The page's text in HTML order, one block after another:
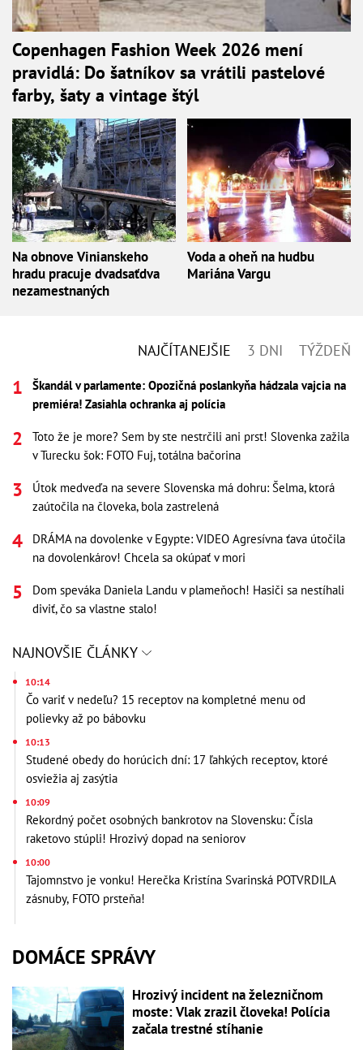
Copenhagen Fashion Week 2026 mení
pravidlá: Do šatníkov sa vrátili pastelové
farby, šaty a vintage štýl
Na obnove Vinianskeho
hradu pracuje dvadsaťdva
nezamestnaných
Voda a oheň na hudbu
Mariána Vargu
NAJČÍTANEJŠIE 3 DNI TÝŽDEŇ
Škandál v parlamente: Opozičná poslankyňa hádzala vajcia na
premiéra! Zasiahla ochranka aj polícia
Toto že je more? Sem by ste nestrčili ani prst! Slovenka zažila
v Turecku šok: FOTO Fuj, totálna bačorina
Útok medveďa na severe Slovenska má dohru: Šelma, ktorá
zaútočila na človeka, bola zastrelená
DRÁMA na dovolenke v Egypte: VIDEO Agresívna ťava útočila
na dovolenkárov! Chcela sa okúpať v mori
Dom speváka Daniela Landu v plameňoch! Hasiči sa nestíhali
diviť, čo sa vlastne stalo!
NAJNOVŠIE ČLÁNKY
10:14
Čo variť v nedeľu? 15 receptov na kompletné menu od
polievky až po bábovku
10:13
Studené obedy do horúcich dní: 17 ľahkých receptov, ktoré
osviežia aj zasýtia
10:09
Rekordný počet osobných bankrotov na Slovensku: Čísla
raketovo stúpli! Hrozivý dopad na seniorov
10:00
Tajomnstvo je vonku! Herečka Kristína Svarinská POTVRDILA
zásnuby, FOTO prsteňa!
DOMÁCE SPRÁVY
Hrozivý incident na železničnom
moste: Vlak zrazil človeka! Polícia
začala trestné stíhanie